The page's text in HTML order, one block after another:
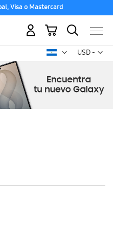
Visa o Mastercard
USD -
dólar
Mi carrito